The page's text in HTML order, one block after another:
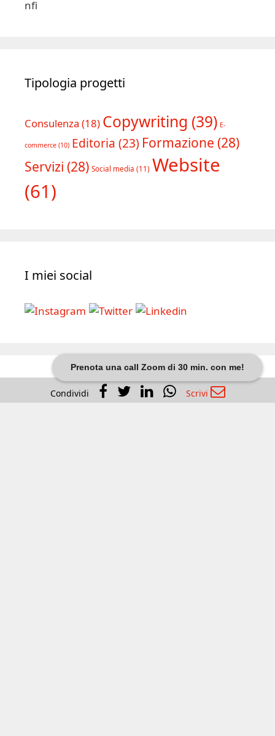
Prenota una call Zoom di 30 min. con me!
Tipologia progetti
Consulenza (18) Copywriting (39) E-
commerce (10) Editoria (23) Formazione (28)
Servizi (28) Social media (11) Website
(61)
I miei social
Via Menabrea, 33
Condividi Scrivi